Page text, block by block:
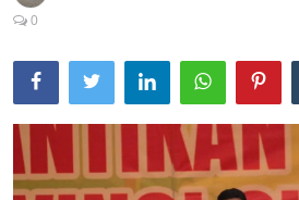
0